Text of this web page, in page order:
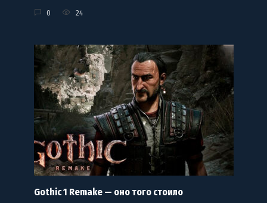
0 24
Gothic 1 Remake — оно того стоило